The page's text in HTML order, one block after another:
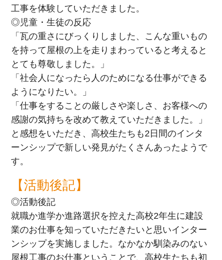
工事を体験していただきました。
◎児童・生徒の反応
「瓦の重さにびっくりしました、こんな重いもの
を持って屋根の上を走りまわっていると考えると
とても尊敬しました。」
「社会人になったら人のためになる仕事ができる
ようになりたい。」
「仕事をすることの厳しさや楽しさ、お客様への
感謝の気持ちを改めて教えていただきました。」
と感想をいただき、高校生たちも2日間のインタ
ーンシップで新しい発見がたくさんあったようで
す。
【活動後記】
◎活動後記
就職か進学か進路選択を控えた高校2年生に建設
業のお仕事を知っていただきたいと思いインター
ンシップを実施しました。なかなか馴染みのない
屋根工事のお仕事ということで、高校生たちも初